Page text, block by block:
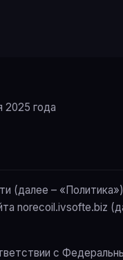
2025 года
(далее –
norecoil.ivsofte.biz
с